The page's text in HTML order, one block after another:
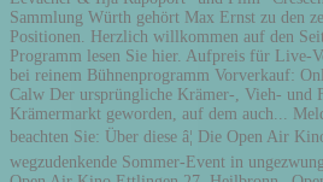
Sammlung Würth gehört Max Ernst zu den
Positionen. Herzlich willkommen auf den
Programm lesen Sie hier. Aufpreis für Live-
bei reinem Bühnenprogramm Vorverkauf:
Calw Der ursprüngliche Krämer-, Vieh- und
Krämermarkt geworden, auf dem auch...
beachten Sie: Über diese â¦ Die Open Air
wegzudenkende Sommer-Event in